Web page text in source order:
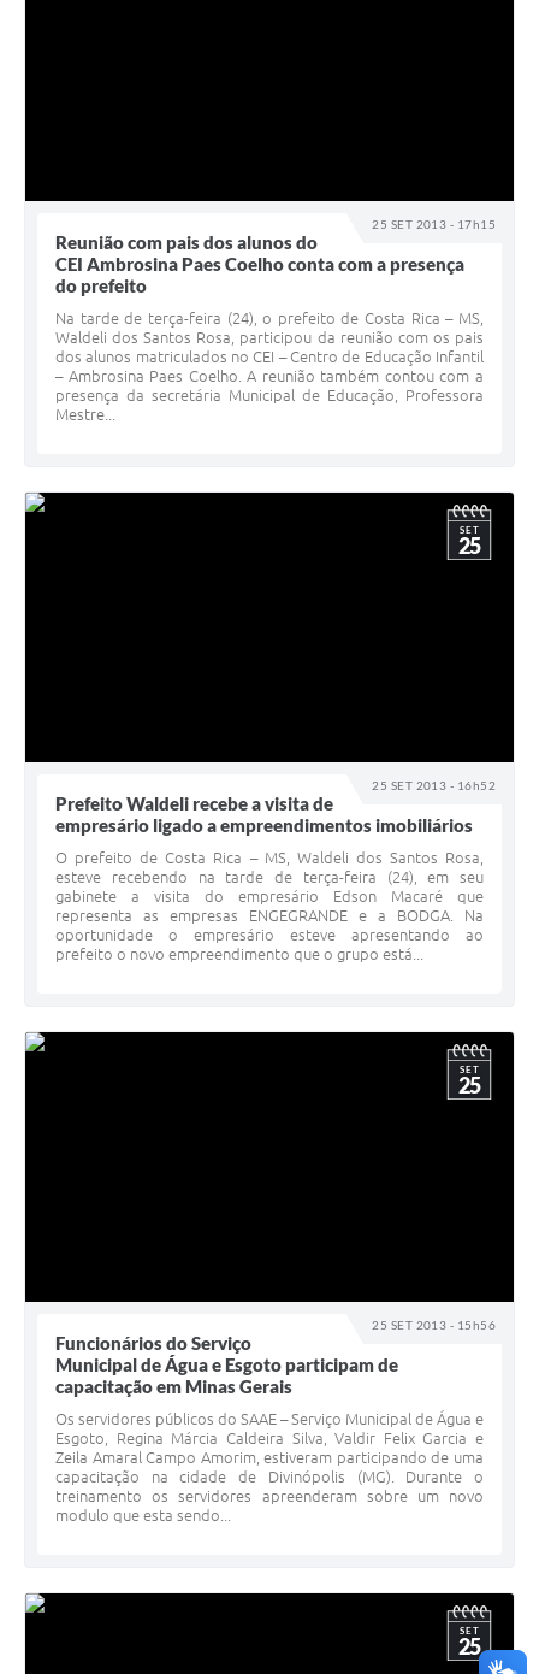
25 SET 2013 - 17h15
Reunião com pais dos alunos do
CEI Ambrosina Paes Coelho conta com a presença
do prefeito
Na tarde de terça-feira (24), o prefeito de Costa Rica – MS,
Waldeli dos Santos Rosa, participou da reunião com os pais
dos alunos matriculados no CEI – Centro de Educação Infantil
– Ambrosina Paes Coelho. A reunião também contou com a
presença da secretária Municipal de Educação, Professora
Mestre...
25 SET 2013 - 16h52
SET
25
Prefeito Waldeli recebe a visita de
empresário ligado a empreendimentos imobiliários
O prefeito de Costa Rica – MS, Waldeli dos Santos Rosa,
esteve recebendo na tarde de terça-feira (24), em seu
gabinete a visita do empresário Edson Macaré que
representa as empresas ENGEGRANDE e a BODGA. Na
oportunidade o empresário esteve apresentando ao
prefeito o novo empreendimento que o grupo está...
25 SET 2013 - 15h56
SET
25
Funcionários do Serviço
Municipal de Água e Esgoto participam de
capacitação em Minas Gerais
Os servidores públicos do SAAE – Serviço Municipal de Água e
Esgoto, Regina Márcia Caldeira Silva, Valdir Felix Garcia e
Zeila Amaral Campo Amorim, estiveram participando de uma
capacitação na cidade de Divinópolis (MG). Durante o
treinamento os servidores apreenderam sobre um novo
modulo que esta sendo...
SET
25